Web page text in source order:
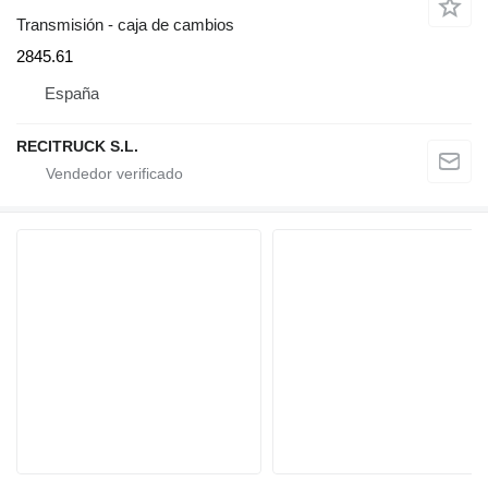
Transmisión - caja de cambios
2845.61
España
RECITRUCK S.L.